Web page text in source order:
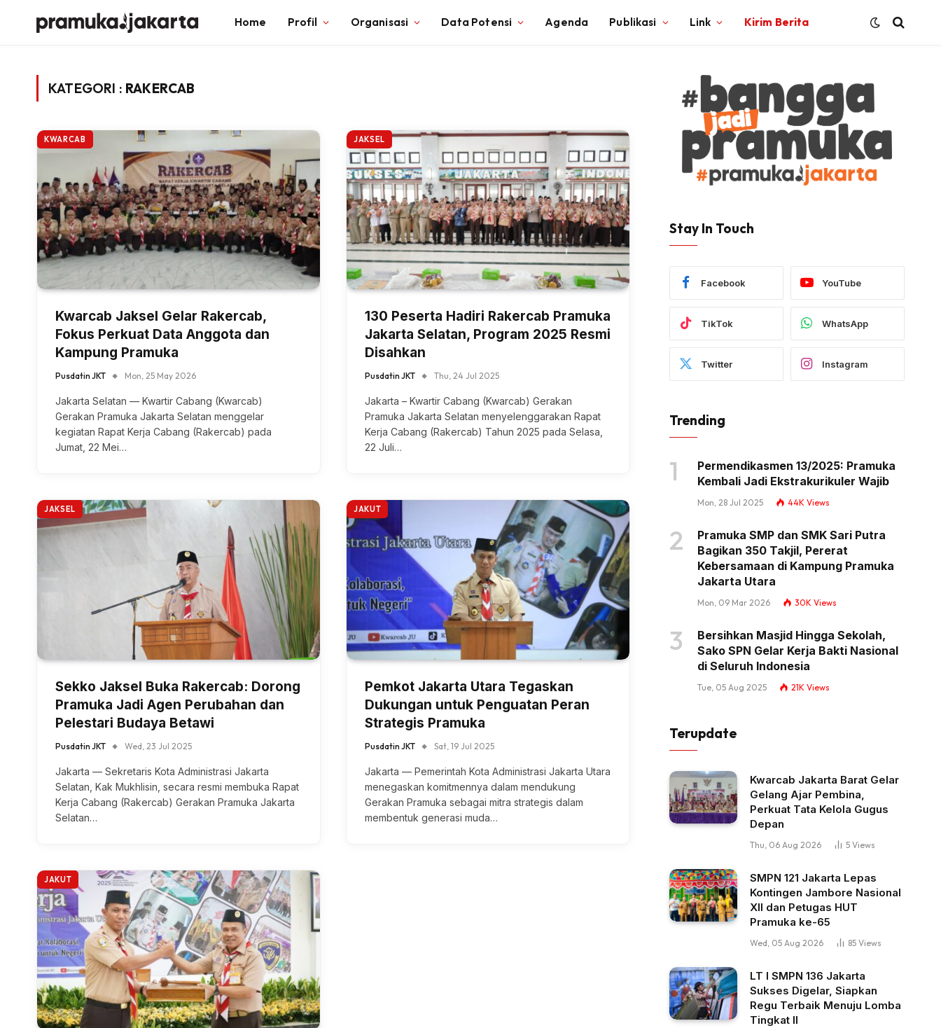
Home Profil Organisasi Data Potensi Agenda Publikasi Link Kirim Berita
KATEGORI : RAKERCAB
KWARCAB
Kwarcab Jaksel Gelar Rakercab,
Fokus Perkuat Data Anggota dan
Kampung Pramuka
Pusdatin JKT Mon, 25 May 2026
Jakarta Selatan — Kwartir Cabang (Kwarcab)
Gerakan Pramuka Jakarta Selatan menggelar
kegiatan Rapat Kerja Cabang (Rakercab) pada
Jumat, 22 Mei…
JAKSEL
130 Peserta Hadiri Rakercab Pramuka
Jakarta Selatan, Program 2025 Resmi
Disahkan
Pusdatin JKT Thu, 24 Jul 2025
Jakarta – Kwartir Cabang (Kwarcab) Gerakan
Pramuka Jakarta Selatan menyelenggarakan Rapat
Kerja Cabang (Rakercab) Tahun 2025 pada Selasa,
22 Juli…
JAKSEL
Sekko Jaksel Buka Rakercab: Dorong
Pramuka Jadi Agen Perubahan dan
Pelestari Budaya Betawi
Pusdatin JKT Wed, 23 Jul 2025
Jakarta — Sekretaris Kota Administrasi Jakarta
Selatan, Kak Mukhlisin, secara resmi membuka Rapat
Kerja Cabang (Rakercab) Gerakan Pramuka Jakarta
Selatan…
JAKUT
Pemkot Jakarta Utara Tegaskan
Dukungan untuk Penguatan Peran
Strategis Pramuka
Pusdatin JKT Sat, 19 Jul 2025
Jakarta — Pemerintah Kota Administrasi Jakarta Utara
menegaskan komitmennya dalam mendukung
Gerakan Pramuka sebagai mitra strategis dalam
membentuk generasi muda…
JAKUT
Stay In Touch
Facebook YouTube
TikTok WhatsApp
Twitter Instagram
Trending
Permendikasmen 13/2025: Pramuka
Kembali Jadi Ekstrakurikuler Wajib
Mon, 28 Jul 2025 44K Views
Pramuka SMP dan SMK Sari Putra
Bagikan 350 Takjil, Pererat
Kebersamaan di Kampung Pramuka
Jakarta Utara
Mon, 09 Mar 2026 30K Views
Bersihkan Masjid Hingga Sekolah,
Sako SPN Gelar Kerja Bakti Nasional
di Seluruh Indonesia
Tue, 05 Aug 2025 21K Views
Terupdate
Kwarcab Jakarta Barat Gelar
Gelang Ajar Pembina,
Perkuat Tata Kelola Gugus
Depan
Thu, 06 Aug 2026 5 Views
SMPN 121 Jakarta Lepas
Kontingen Jambore Nasional
XII dan Petugas HUT
Pramuka ke-65
Wed, 05 Aug 2026 85 Views
LT I SMPN 136 Jakarta
Sukses Digelar, Siapkan
Regu Terbaik Menuju Lomba
Tingkat II